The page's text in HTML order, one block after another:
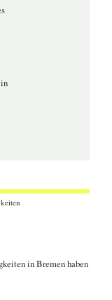
in Bremen haben